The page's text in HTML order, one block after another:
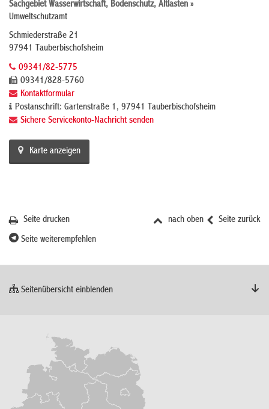
Sachgebiet Wasserwirtschaft, Bodenschutz, Altlasten »
Umweltschutzamt
Schmiederstraße 21
97941 Tauberbischofsheim
09341/82-5775
09341/828-5760
Kontaktformular
Postanschrift: Gartenstraße 1, 97941 Tauberbischofsheim
Sichere Servicekonto-Nachricht senden
Karte anzeigen
Seite zurück
nach oben
Seite drucken
Seite weiterempfehlen
Seitenübersicht einblenden